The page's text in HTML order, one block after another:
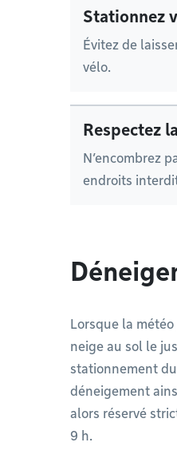
Stationnez
Évitez de
vélo.
Respectez
N’encombrez
endroits
Lorsque la
neige au sol le
stationnement du
déneigement
alors réservé
9 h.